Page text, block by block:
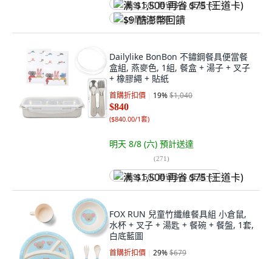
满 $1,500 再省 $75 (王道卡)
$9 酷澎幣回饋
Dailylike BonBon 不鏽鋼餐具便當餐
盒組, 燕麥色, 1組, 餐盒 + 湯子 + 叉子
+ 橡膠繩 + 貼紙
首購折扣價 19%$1,040
$840
($840.00/1套)
明天 8/8 (六) 預計送達
(271)
满 $1,500 再省 $75 (王道卡)
FOX RUN 兒童竹纖維餐具組 小倉鼠,
水杯 + 叉子 + 湯匙 + 餐碗 + 餐盤, 1套,
白底藍圖
首購折扣價 29%$679